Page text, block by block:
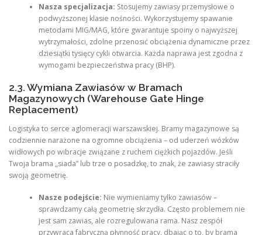
Nasza specjalizacja: Stosujemy zawiasy przemysłowe o
podwyższonej klasie nośności. Wykorzystujemy spawanie
metodami MIG/MAG, które gwarantuje spoiny o najwyższej
wytrzymałości, zdolne przenosić obciążenia dynamiczne przez
dziesiątki tysięcy cykli otwarcia. Każda naprawa jest zgodna z
wymogami bezpieczeństwa pracy (BHP).
2.3. Wymiana Zawiasów w Bramach
Magazynowych (Warehouse Gate Hinge
Replacement)
Logistyka to serce aglomeracji warszawskiej. Bramy magazynowe są
codziennie narażone na ogromne obciążenia – od uderzeń wózków
widłowych po wibracje związane z ruchem ciężkich pojazdów. Jeśli
Twoja brama „siada” lub trze o posadzkę, to znak, że zawiasy straciły
swoją geometrię.
Nasze podejście: Nie wymieniamy tylko zawiasów –
sprawdzamy całą geometrię skrzydła. Często problemem nie
jest sam zawias, ale rozregulowana rama. Nasz zespół
przywraca fabryczną płynność pracy, dbając o to, by brama